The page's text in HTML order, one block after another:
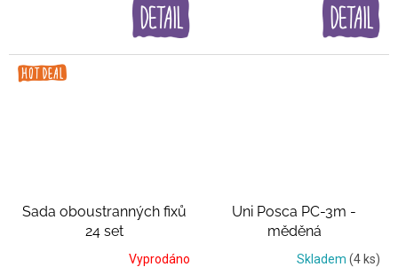
Sada oboustranných fixů
24 set
Vyprodáno
Uni Posca PC-3m -
měděná
Skladem (4 ks)